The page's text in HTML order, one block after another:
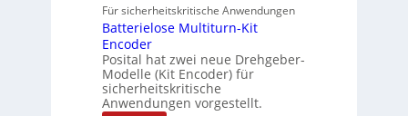
i
o
g
e
w
ä
ä
f
t
e
l
e
r
ä
l
t
S
c
n
s
l
o
s
e
Für sicherheitskritische Anwendungen
Batterielose Multiturn-Kit
Encoder
Posital hat zwei neue Drehgeber-
Modelle (Kit Encoder) für
sicherheitskritische
Anwendungen vorgestellt.